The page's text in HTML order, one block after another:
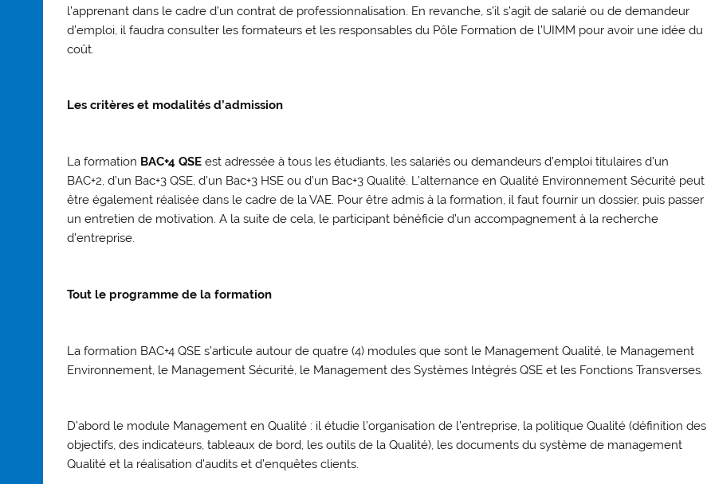
l’apprenant dans le cadre d’un contrat de professionnalisation. En revanche, s’il s’agit de salarié ou de demandeur
d’emploi, il faudra consulter les formateurs et les responsables du Pôle Formation de l’UIMM pour avoir une idée du
coût.
Les critères et modalités d’admission
La formation BAC+4 QSE est adressée à tous les étudiants, les salariés ou demandeurs d’emploi titulaires d’un
BAC+2, d’un Bac+3 QSE, d’un Bac+3 HSE ou d’un Bac+3 Qualité. L’alternance en Qualité Environnement Sécurité peut
être également réalisée dans le cadre de la VAE. Pour être admis à la formation, il faut fournir un dossier, puis passer
un entretien de motivation. A la suite de cela, le participant bénéficie d’un accompagnement à la recherche
d’entreprise.
Tout le programme de la formation
La formation BAC+4 QSE s’articule autour de quatre (4) modules que sont le Management Qualité, le Management
Environnement, le Management Sécurité, le Management des Systèmes Intégrés QSE et les Fonctions Transverses.
D’abord le module Management en Qualité : il étudie l’organisation de l’entreprise, la politique Qualité (définition des
objectifs, des indicateurs, tableaux de bord, les outils de la Qualité), les documents du système de management
Qualité et la réalisation d’audits et d’enquêtes clients.